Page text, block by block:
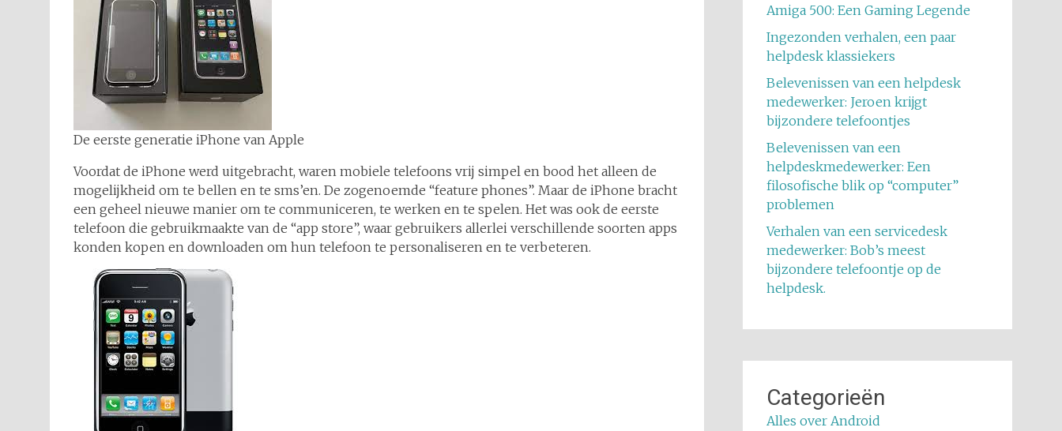
De eerste generatie iPhone van Apple
Voordat de iPhone werd uitgebracht, waren mobiele telefoons vrij simpel en bood het alleen de
mogelijkheid om te bellen en te sms’en. De zogenoemde “feature phones”. Maar de iPhone bracht
een geheel nieuwe manier om te communiceren, te werken en te spelen. Het was ook de eerste
telefoon die gebruikmaakte van de “app store”, waar gebruikers allerlei verschillende soorten apps
konden kopen en downloaden om hun telefoon te personaliseren en te verbeteren.
Amiga 500: Een Gaming Legende
Ingezonden verhalen, een paar
helpdesk klassiekers
Belevenissen van een helpdesk
medewerker: Jeroen krijgt
bijzondere telefoontjes
Belevenissen van een
helpdeskmedewerker: Een
filosofische blik op “computer”
problemen
Verhalen van een servicedesk
medewerker: Bob’s meest
bijzondere telefoontje op de
helpdesk.
Categorieën
Alles over Android